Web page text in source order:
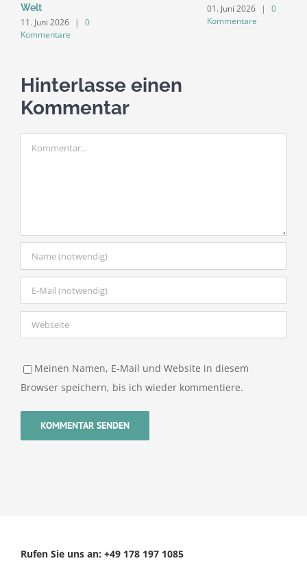
Welt
11. Juni 2026 |
0
Kommentare
01. Juni 2026 |
0
Kommentare
Hinterlasse einen
Kommentar
Meinen Namen, E-Mail und Website in diesem
Browser speichern, bis ich wieder kommentiere.
Rufen Sie uns an: +49 178 197 1085